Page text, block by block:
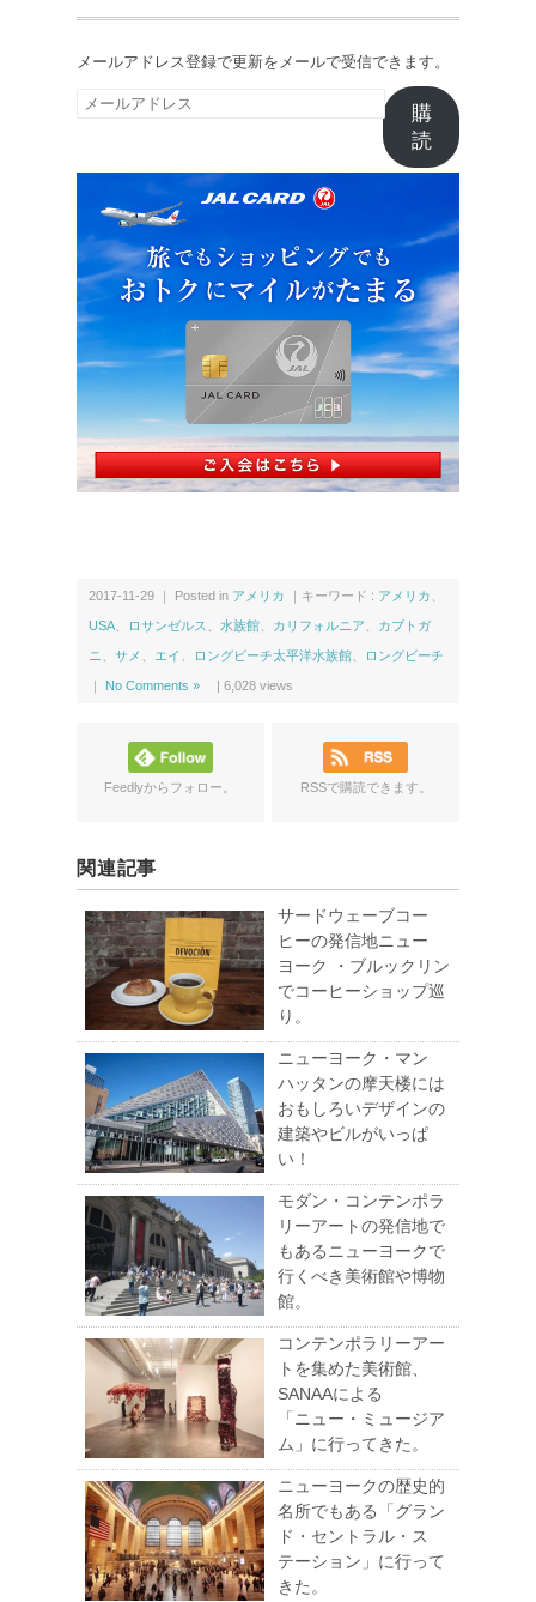
メールアドレス登録で更新をメールで受信できます。
メ
ル
ド
レ
ス
購
読
2017-11-29 ｜ Posted in アメリカ ｜キーワード : アメリカ
USA ロサンゼルス 水族館 カリフォルニア カブトガ
ニ サメ エイ ロングビーチ太平洋水族館 ロングビーチ
｜ No Comments » | 6,028 views
Feedlyからフォロー。 RSSで購読できます。
関連記事
サードウェーブコー
ヒーの発信地ニュー
ヨーク ・ブルックリン
でコーヒーショップ巡
り。
ニューヨーク・マン
ハッタンの摩天楼には
おもしろいデザインの
建築やビルがいっぱ
い！
モダン・コンテンポラ
リーアートの発信地で
もあるニューヨークで
行くべき美術館や博物
館。
コンテンポラリーアー
トを集めた美術館、
SANAAによる
「ニュー・ミュージア
ム」に行ってきた。
ニューヨークの歴史的
名所でもある「グラン
ド・セントラル・ス
テーション」に行って
きた。